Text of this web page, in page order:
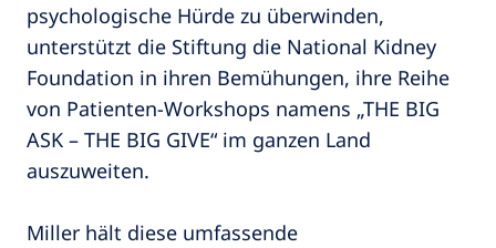
psychologische Hürde zu überwinden,
unterstützt die Stiftung die National Kidney
Foundation in ihren Bemühungen, ihre Reihe
von Patienten-Workshops namens „THE BIG
ASK – THE BIG GIVE“ im ganzen Land
auszuweiten.
Miller hält diese umfassende